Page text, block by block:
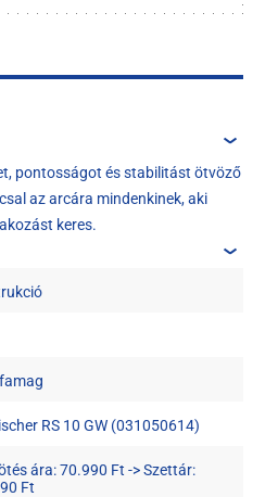
pontosságot és stabilitást ötvöző
az arcára mindenkinek, aki
keres.
RS 10 GW (031050614)
ára: 70.990 Ft -> Szettár:
Ft